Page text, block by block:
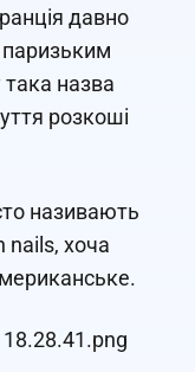
давно
паризьким
назва
розкоші
називають
nails, хоча